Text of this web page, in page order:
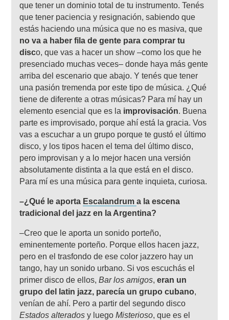
que tener un dominio total de tu instrumento. Tenés
que tener paciencia y resignación, sabiendo que
estás haciendo una música que no es masiva, que
no va a haber fila de gente para comprar tu
disco, que vas a hacer un show –como los que he
presenciado muchas veces– donde haya más gente
arriba del escenario que abajo. Y tenés que tener
una pasión tremenda por este tipo de música. ¿Qué
tiene de diferente a otras músicas? Para mí hay un
elemento esencial que es la improvisación. Buena
parte es improvisado, porque ahí está la gracia. Vos
vas a escuchar a un grupo porque te gustó el último
disco, y los tipos hacen el tema del último disco,
pero improvisan y a lo mejor hacen una versión
absolutamente distinta a la que está en el disco.
Para mí es una música para gente inquieta, curiosa.
–¿Qué le aporta Escalandruma la escena
tradicional del jazz en la Argentina?
–Creo que le aporta un sonido porteño,
eminentemente porteño. Porque ellos hacen jazz,
pero en el trasfondo de ese color jazzero hay un
tango, hay un sonido urbano. Si vos escuchás el
primer disco de ellos,Bar los amigos,eran un
grupo del latin jazz, parecía un grupo cubano,
venían de ahí. Pero a partir del segundo disco
Estados alteradosy luegoMisterioso, que es el